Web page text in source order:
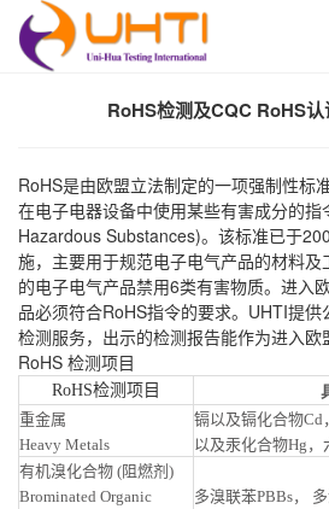
RoHS检测及CQC RoHS
RoHS是由欧盟立法制定的一项强制性标
在电子电器设备中使用某些有害成分的
Hazardous Substances)。该标准已于
施，主要用于规范电子电气产品的材料
的电子电气产品禁用6类有害物质。进入
品必须符合RoHS指令的要求。UHTI提
检测服务，出示的检测报告能作为进入欧
RoHS 检测项目
RoHS检测项目
重金属
Heavy Metals
镉以及镉化合物Cd
以及汞化合物Hg，
有机溴化合物 (阻燃剂)
Brominated Organic
多溴联苯PBBs，